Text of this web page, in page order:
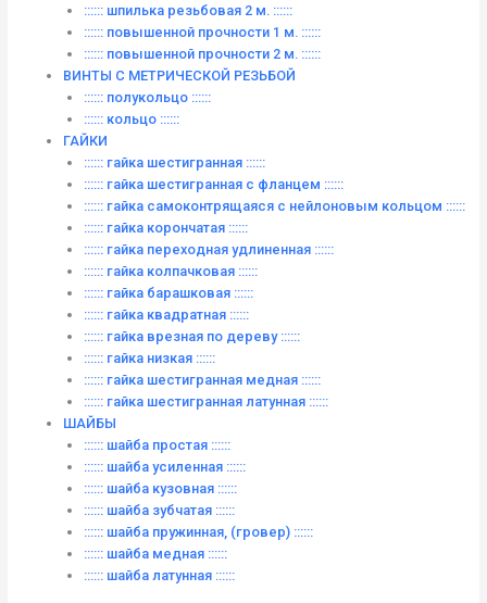
:::::: шпилька резьбовая 2 м. ::::::
:::::: повышенной прочности 1 м. ::::::
:::::: повышенной прочности 2 м. ::::::
ВИНТЫ C МЕТРИЧЕСКОЙ РЕЗЬБОЙ
:::::: полукольцо ::::::
:::::: кольцо ::::::
ГАЙКИ
:::::: гайка шестигранная ::::::
:::::: гайка шестигранная с фланцем ::::::
:::::: гайка самоконтрящаяся с нейлоновым кольцом ::::::
:::::: гайка корончатая ::::::
:::::: гайка переходная удлиненная ::::::
:::::: гайка колпачковая ::::::
:::::: гайка барашковая ::::::
:::::: гайка квадратная ::::::
:::::: гайка врезная по дереву ::::::
:::::: гайка низкая ::::::
:::::: гайка шестигранная медная ::::::
:::::: гайка шестигранная латунная ::::::
ШАЙБЫ
:::::: шайба простая ::::::
:::::: шайба усиленная ::::::
:::::: шайба кузовная ::::::
:::::: шайба зубчатая ::::::
:::::: шайба пружинная, (гровер) ::::::
:::::: шайба медная ::::::
:::::: шайба латунная ::::::